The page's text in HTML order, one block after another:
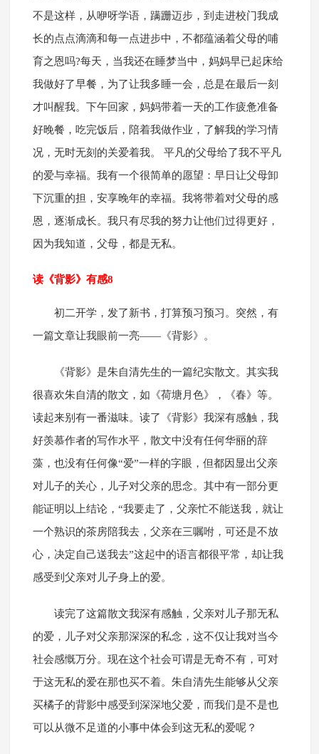
不是这样，从咿呀学语，蹒跚迈步，到走进校门我成
长的点点滴滴和每一点进步中，不都蕴涵着父母的哺
育之恩吗?每天，当我还在睡梦当中，妈妈早已起床给
我做好了早餐，为了让我多睡一会，总是在最后一刻
才叫醒我。下午回家，妈妈带着一天的工作疲惫准备
好晚餐，吃完饭后，陪着我做作业，了解我的学习情
况，无时无刻的关爱着我。 平凡的父母给了我不平凡
的爱与幸福。我有一个很简单的愿望：早日让父母卸
下沉重的担，安享晚年的幸福。我将带着对父母的感
恩，逐渐成长。我只有尽我的努力让他们过得更好，
因为我知道，父母，都是无私。
读《背影》有感8
初二开学，发了新书，打算预习预习。突然，有
一篇文章让我眼前一亮——《背影》。
《背影》是朱自清先生的一篇纪实散文。其实我
很喜欢朱自清的散文，如《荷塘月色》，《春》等。
读起来别有一番滋味。读了《背影》我深有感触，我
好羡慕作者的写作水平，散文中没有任何华丽的辞
藻，也没有任何像“爱”一样的字眼，但都因显出父亲
对儿子的关心，儿子对父亲的思念。其中有一部分更
能证明以上结论，“我要走了，父亲忙不能送我，就让
一个熟识的茶房陪我去，父亲在三嘱咐，可还是不放
心，决定自己送我去”这起中的语言都很平常，却让我
感受到父亲对儿子身上的爱。
读完了这篇散文我深有感触，父亲对儿子那无私
的爱，儿子对父亲那深深的私念，这不仅让我对当今
社会感慨万分。现在这个社会可谓是无奇不有，可对
于这无私的爱在那也买不着。朱自清先生能够从父亲
买橘子的背影中感受到深深地父爱，而我们是不是也
可以从微不足道的小事中体会到这无私的爱呢？